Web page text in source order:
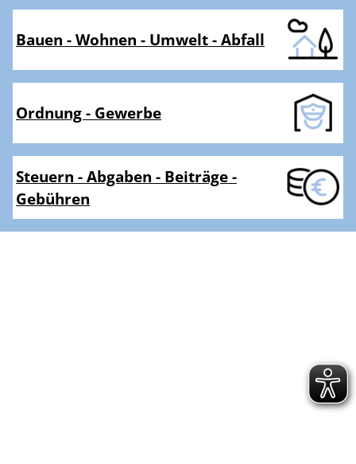
Bauen - Wohnen - Umwelt - Abfall
Ordnung - Gewerbe
Steuern - Abgaben - Beiträge -
Gebühren